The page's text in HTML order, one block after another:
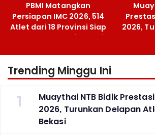
PBMI Matangkan
Persiapan IMC 2026, 514
Atlet dari 18 Provinsi Siap
Berlaga Besok di Bekasi
2026,
Atlet
Trending Minggu Ini
1
Muaythai NTB Bidik
2026, Turunkan Delapan
Bekasi